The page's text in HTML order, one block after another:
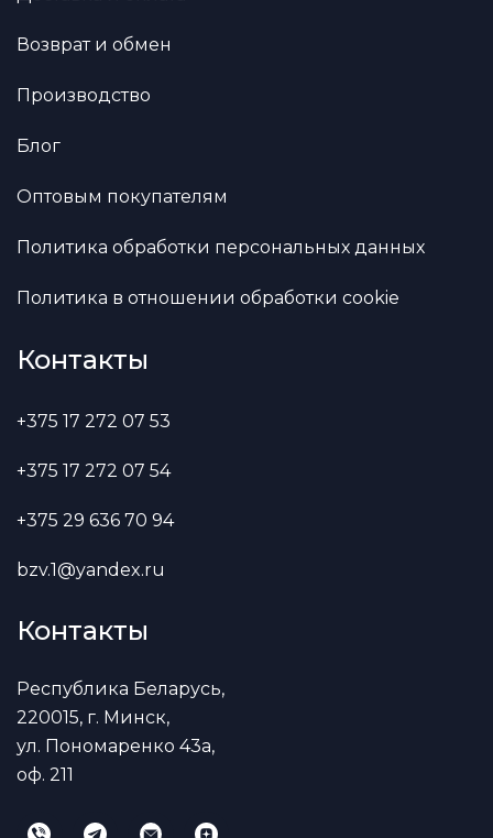
Возврат и обмен
Производство
Блог
Оптовым покупателям
Политика обработки персональных данных
Политика в отношении обработки cookie
Контакты
+375 17 272 07 53
+375 17 272 07 54
+375 29 636 70 94
bzv.1@yandex.ru
Контакты
Республика Беларусь,
220015, г. Минск,
ул. Пономаренко 43а,
оф. 211